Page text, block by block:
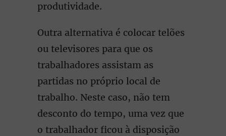
produtividade.
Outra alternativa é colocar telões
ou televisores para que os
trabalhadores assistam as
partidas no próprio local de
trabalho. Neste caso, não tem
desconto do tempo, uma vez que
o trabalhador ficou à disposição